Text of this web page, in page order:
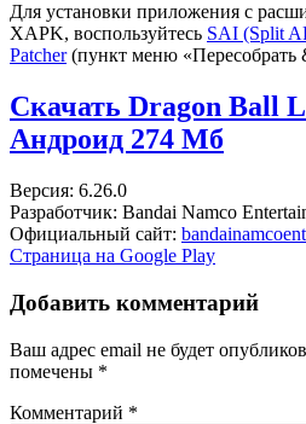
Для установки приложения с
XAPK, воспользуйтесь SAI (Split
Patcher(пункт меню «Пересобрать
Скачать Dragon Ball
Андроид 274 Мб
Версия: 6.26.0
Разработчик: Bandai Namco
Официальный сайт:
Страница на Google Play
Добавить комментарий
Ваш адрес email не будет
помечены *
Комментарий *